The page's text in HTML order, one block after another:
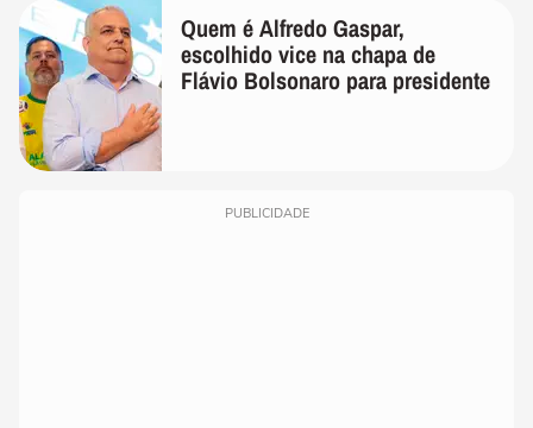
Quem é Alfredo Gaspar,
escolhido vice na chapa de
Flávio Bolsonaro para presidente
PUBLICIDADE